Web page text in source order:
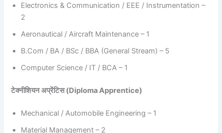
Electronics & Communication / EEE / Instrumentation –
2
Aeronautical / Aircraft Maintenance – 1
B.Com / BA / BSc / BBA (General Stream) – 5
Computer Science / IT / BCA – 1
टेक्नीशियन अप्रेंटिस (Diploma Apprentice)
Mechanical / Automobile Engineering – 1
Material Management – 2